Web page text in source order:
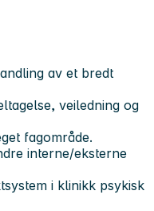
av et bredt
veiledning og
fagområde.
interne/eksterne
i klinikk psykisk